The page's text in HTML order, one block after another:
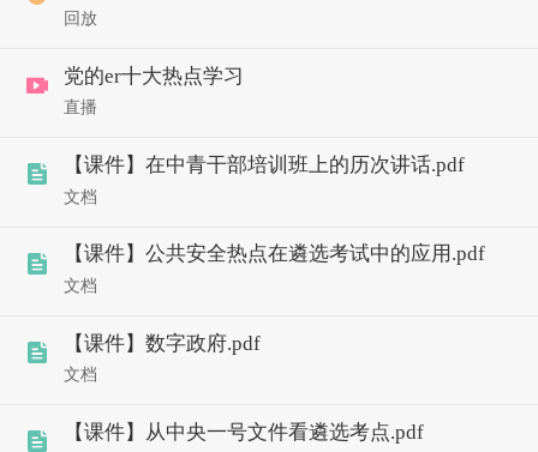
回放
党的er十大热点学习
直播
【课件】在中青干部培训班上的历次讲话.pdf
文档
【课件】公共安全热点在遴选考试中的应用.pdf
文档
【课件】数字政府.pdf
文档
【课件】从中央一号文件看遴选考点.pdf